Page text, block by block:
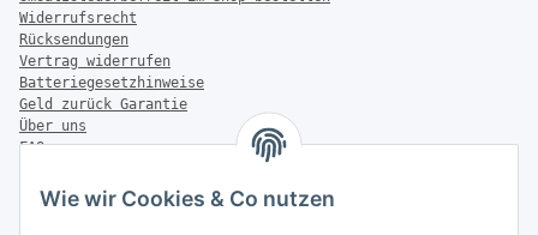
Wie wir Cookies & Co nutzen
Widerrufsrecht
Rücksendungen
Vertrag widerrufen
Batteriegesetzhinweise
Geld zurück Garantie
Über uns
FAQ
Zahlung & Versand